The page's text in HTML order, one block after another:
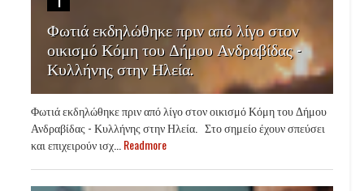
Φωτιά εκδηλώθηκε πριν από λίγο στον
οικισμό Κόμη του Δήμου Ανδραβίδας -
Κυλλήνης στην Ηλεία.
Φωτιά εκδηλώθηκε πριν από λίγο στον οικισμό Κόμη του Δήμου
Ανδραβίδας - Κυλλήνης στην Ηλεία. Στο σημείο έχουν σπεύσει
και επιχειρούν ισχ... Readmore